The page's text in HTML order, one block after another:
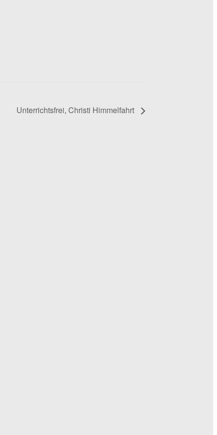
Unterrichtsfrei, Christi Himmelfahrt